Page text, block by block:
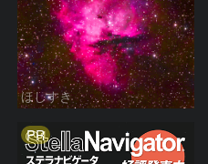
ほしすき
PR